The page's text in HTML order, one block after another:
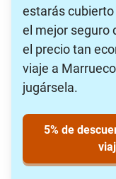
estarás
el mejor seguro
el precio tan
viaje a
jugársela.
5% de